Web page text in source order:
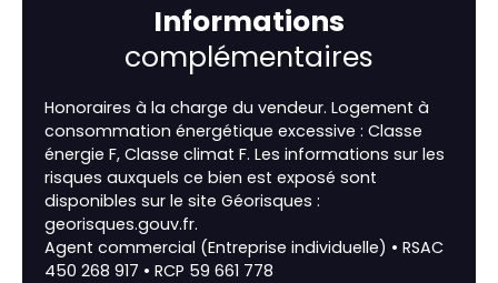
Informations
complémentaires
Honoraires à la charge du vendeur. Logement à
consommation énergétique excessive : Classe
énergie F, Classe climat F. Les informations sur les
risques auxquels ce bien est exposé sont
disponibles sur le site Géorisques :
georisques.gouv.fr.
Agent commercial (Entreprise individuelle) • RSAC
450 268 917 • RCP 59 661 778